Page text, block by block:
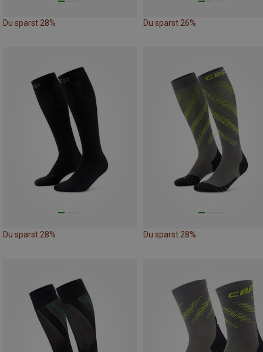
Du sparst 28% Du sparst 26%
Du sparst 28% Du sparst 28%